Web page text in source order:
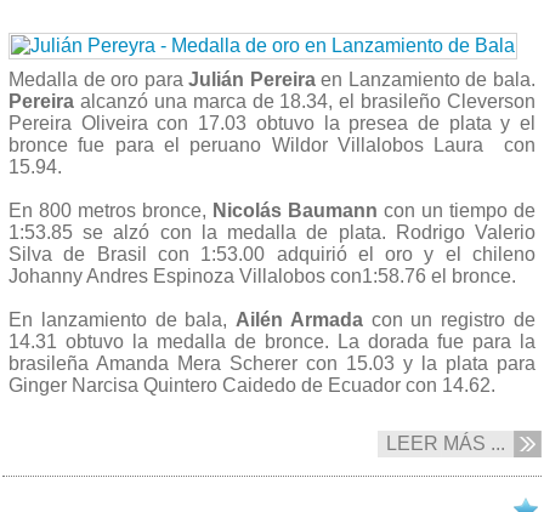
Medalla de oro paraJulián Pereiraen Lanzamiento de bala.
Pereira alcanzó una marca de 18.34, el brasileño Cleverson
Pereira Oliveira con 17.03 obtuvo la presea de plata y el
bronce fue para el peruano Wildor Villalobos Laura con
15.94.
En 800 metros bronce, Nicolás Baumann con un tiempo de
1:53.85 se alzó con la medalla de plata. Rodrigo Valerio
Silva de Brasil con 1:53.00 adquirió el oro y el chileno
Johanny Andres Espinoza Villalobos con1:58.76 el bronce.
En lanzamiento de bala, Ailén Armadacon un registro de
14.31 obtuvo la medalla de bronce. La dorada fue para la
brasileña Amanda Mera Scherer con 15.03 y la plata para
Ginger Narcisa Quintero Caidedo de Ecuador con 14.62.
LEER MÁS ...